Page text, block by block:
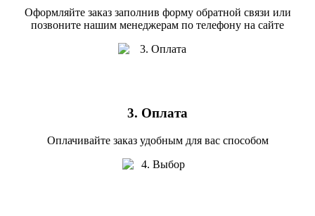
Оформляйте заказ заполнив форму обратной связи или
позвоните нашим менеджерам по телефону на сайте
3. Оплата
Оплачивайте заказ удобным для вас способом